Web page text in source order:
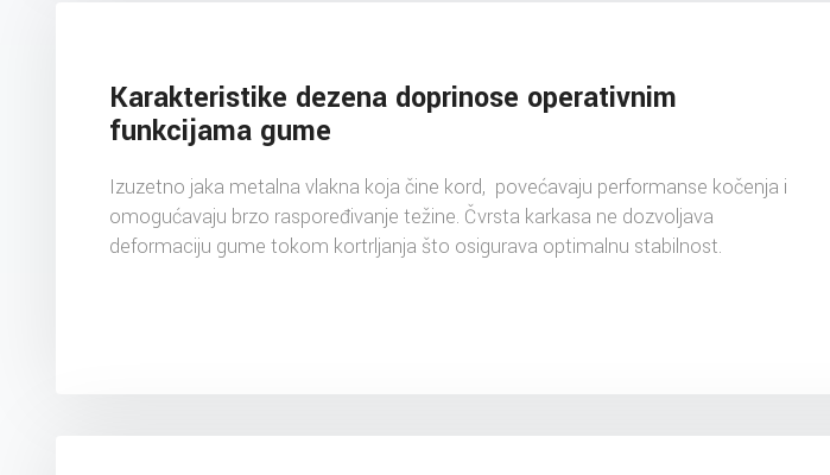
Karakteristike dezena doprinose operativnim
funkcijama gume
Izuzetno jaka metalna vlakna koja čine kord, povećavaju performanse kočenja i
omogućavaju brzo raspoređivanje težine. Čvrsta karkasa ne dozvoljava
deformaciju gume tokom kortrljanja što osigurava optimalnu stabilnost.